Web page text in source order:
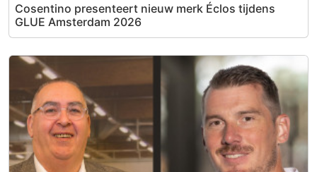
Cosentino presenteert nieuw merk Éclos tijdens
GLUE Amsterdam 2026